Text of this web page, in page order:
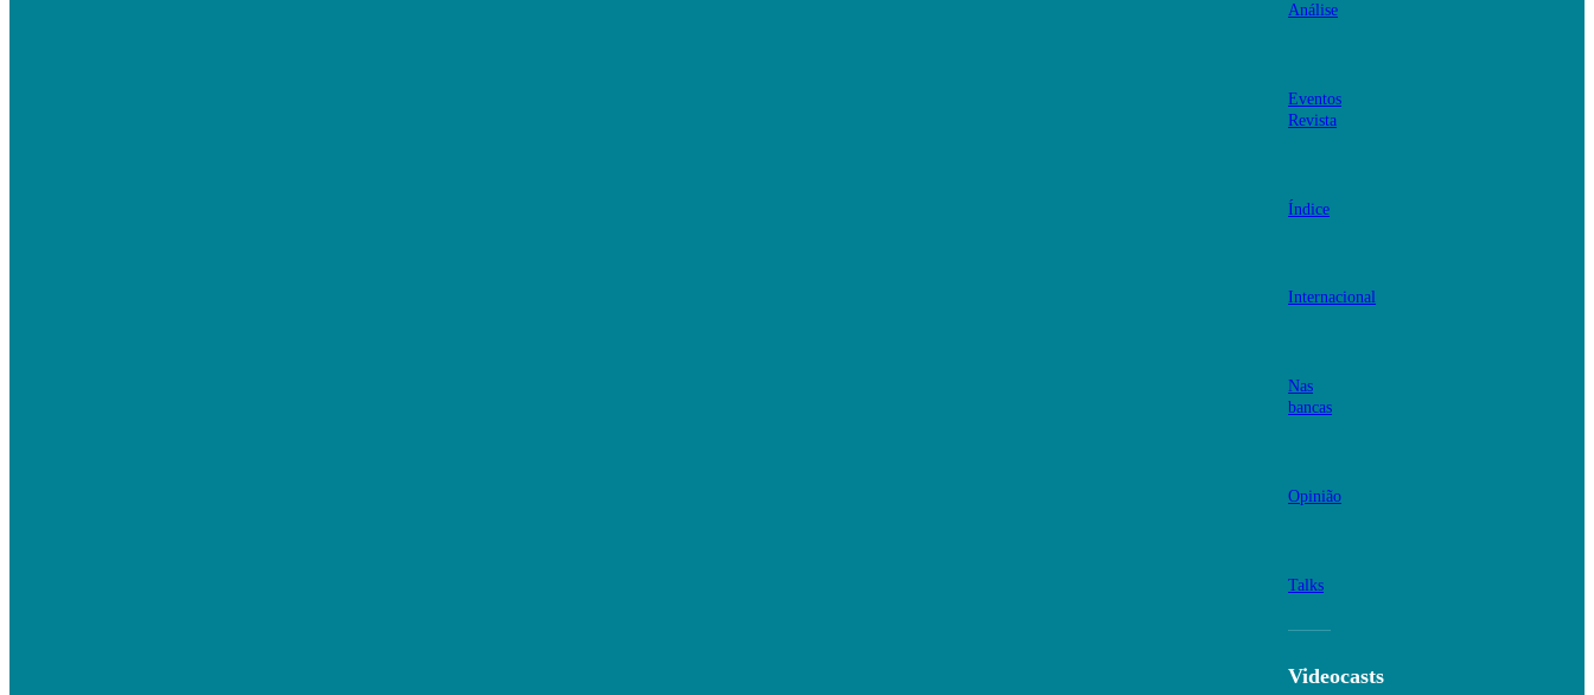
Análise
Eventos
Revista
Índice
Internacional
Nas
bancas
Opinião
Talks
Videocasts